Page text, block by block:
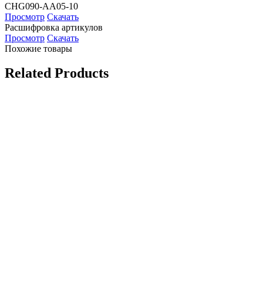
CHG090-AA05-10
Просмотр Скачать
Расшифровка артикулов
Просмотр Скачать
Похожие товары
Related Products